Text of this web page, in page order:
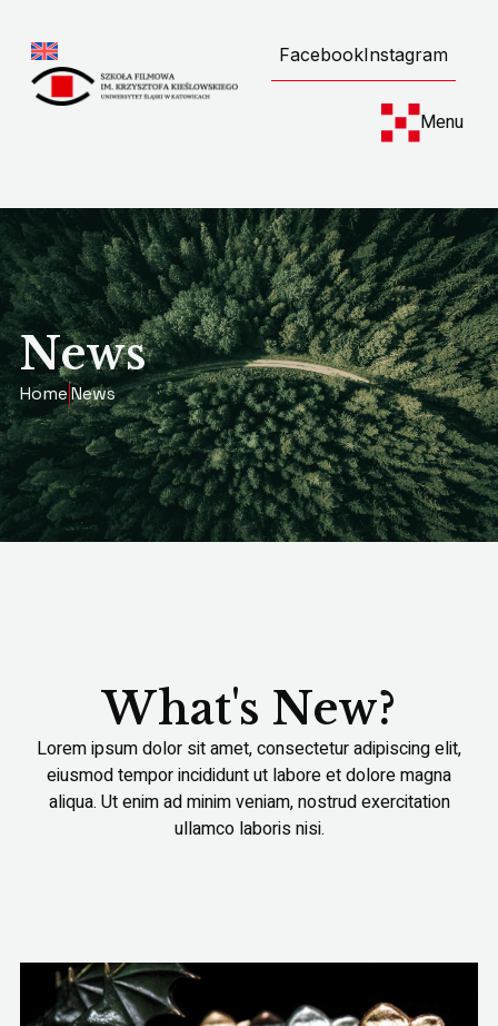
FacebookInstagram
Menu
News
HomeNews
What's New?
Lorem ipsum dolor sit amet, consectetur adipiscing elit,
eiusmod tempor incididunt ut labore et dolore magna
aliqua. Ut enim ad minim veniam, nostrud exercitation
ullamco laboris nisi.